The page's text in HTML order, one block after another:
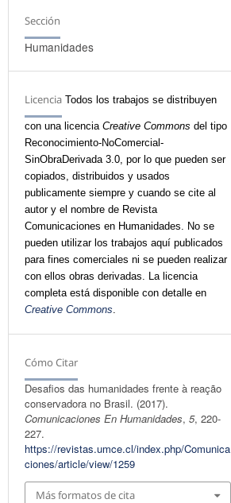
Sección
Humanidades
Licencia Todos los trabajos se distribuyen
con una licenciaCreative Commons del tipo
Reconocimiento-NoComercial-
SinObraDerivada 3.0, por lo que pueden ser
copiados, distribuidos y usados
publicamente siempre y cuando se cite al
autor y el nombre de Revista
Comunicaciones en Humanidades. No se
pueden utilizar los trabajos aquí publicados
para fines comerciales ni se pueden realizar
con ellos obras derivadas. La licencia
completa está disponible con detalle en
Creative Commons.
Cómo Citar
Desafios das humanidades frente à reação
conservadora no Brasil. (2017).
Comunicaciones En Humanidades,5, 220-
227.
https://revistas.umce.cl/index.php/Comunica
ciones/article/view/1259
Más formatos de cita